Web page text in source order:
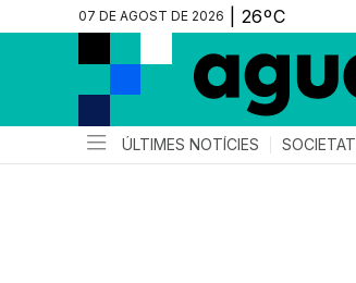
07 DE AGOST DE 2026
ÚLTIMES NOTÍCIES SOCIETAT